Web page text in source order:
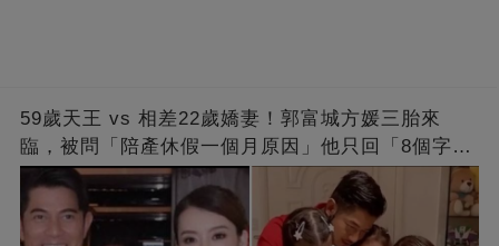
59歲天王 vs 相差22歲嬌妻！郭富城方媛三胎來
臨，被問「陪產休假一個月原因」他只回「8個字」
被贊爆